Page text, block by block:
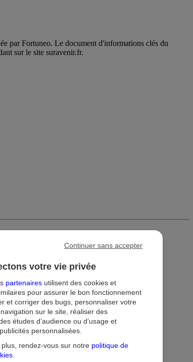
par Fortuneo. Le document d'informations clés du
sur le site suravenir.fr.
compte et clients fragiles
votre vie privée
partenaires utilisent des cookies et
pour assurer le bon fonctionnement
et corriger des bugs, personnaliser votre
sur le site, réaliser des
études d’audience ou d’usage et
personnalisées.
rendez-vous sur notre politique de
Continuer sans accepter